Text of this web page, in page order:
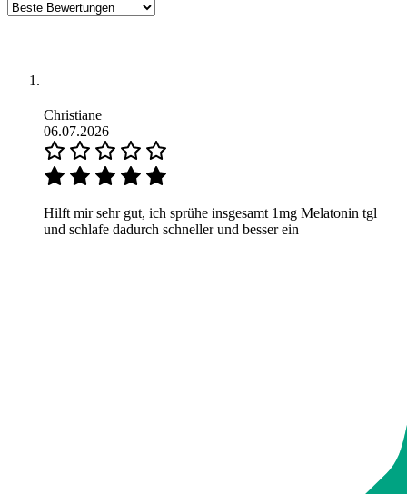
Christiane
06.07.2026
Hilft mir sehr gut, ich sprühe insgesamt 1mg Melatonin tgl
und schlafe dadurch schneller und besser ein